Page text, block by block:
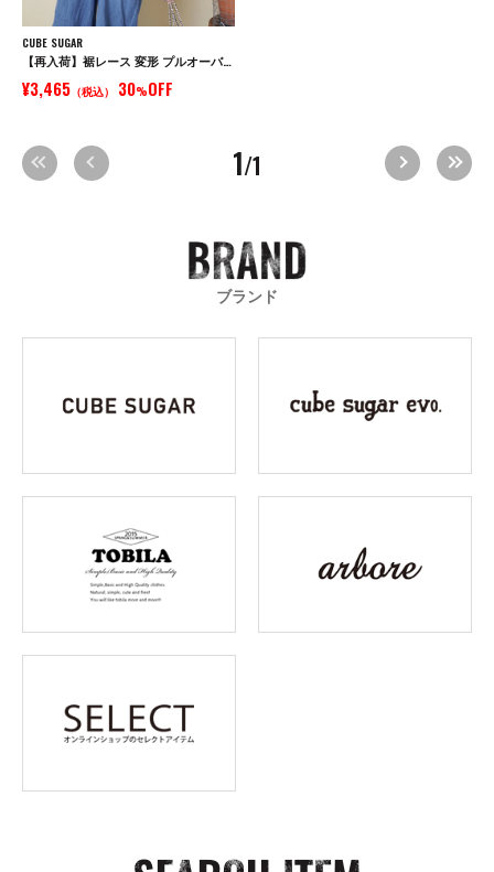
CUBE SUGAR
【再入荷】裾レース 変形 プルオーバー Tシャツ
¥3,465 （税込） 30%OFF
1/1
ブランド